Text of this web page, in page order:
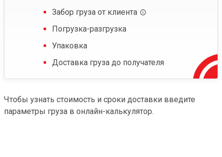
Забор груза от клиента
Погрузка-разгрузка
Упаковка
Доставка груза до получателя
Чтобы узнать стоимость и сроки доставки введите
параметры груза в онлайн-калькулятор.